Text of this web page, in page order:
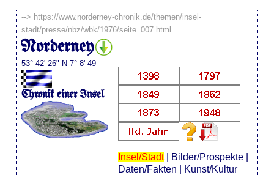
--> https://www.norderney-chronik.de/themen/insel-
stadt/presse/nbz/wbk/1976/seite_007.html
Norderney
53° 42' 26" N 7° 8' 49
Chronik einer Insel
Insel/Stadt| Bilder/Prospekte|
Daten/Fakten
Kunst/Kultur